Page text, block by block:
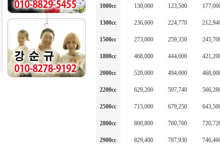
1000cc 130,000 123,500
1300cc 236,600 224,770
1500cc 273,000 259,350
1800cc 468,000 444,600
2000cc 520,000 494,000
2200cc 629,200 597,740
2500cc 715,000 679,250
2800cc 800,800 760,760
2900cc 829,400 787,930